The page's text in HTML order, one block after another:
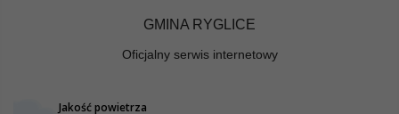
GMINA RYGLICE
Oficjalny serwis internetowy